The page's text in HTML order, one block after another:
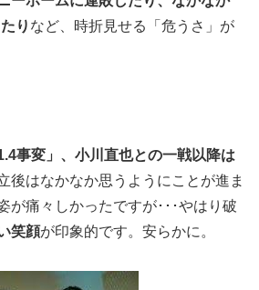
り など、時折見せる「危うさ」が
事変」、小川直也との一戦以降は
後はなかなか思うようにことが進ま
が痛々しかったですが･･･やはり破
笑顔が印象的です。安らかに。